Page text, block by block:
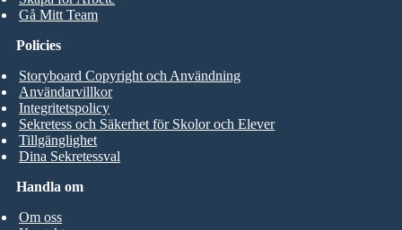
Gå Mitt Team
Handla om
Om oss
Policies
Storyboard Copyright och Användning
Användarvillkor
Integritetspolicy
Sekretess och Säkerhet för Skolor och Elever
Tillgänglighet
Dina Sekretessval